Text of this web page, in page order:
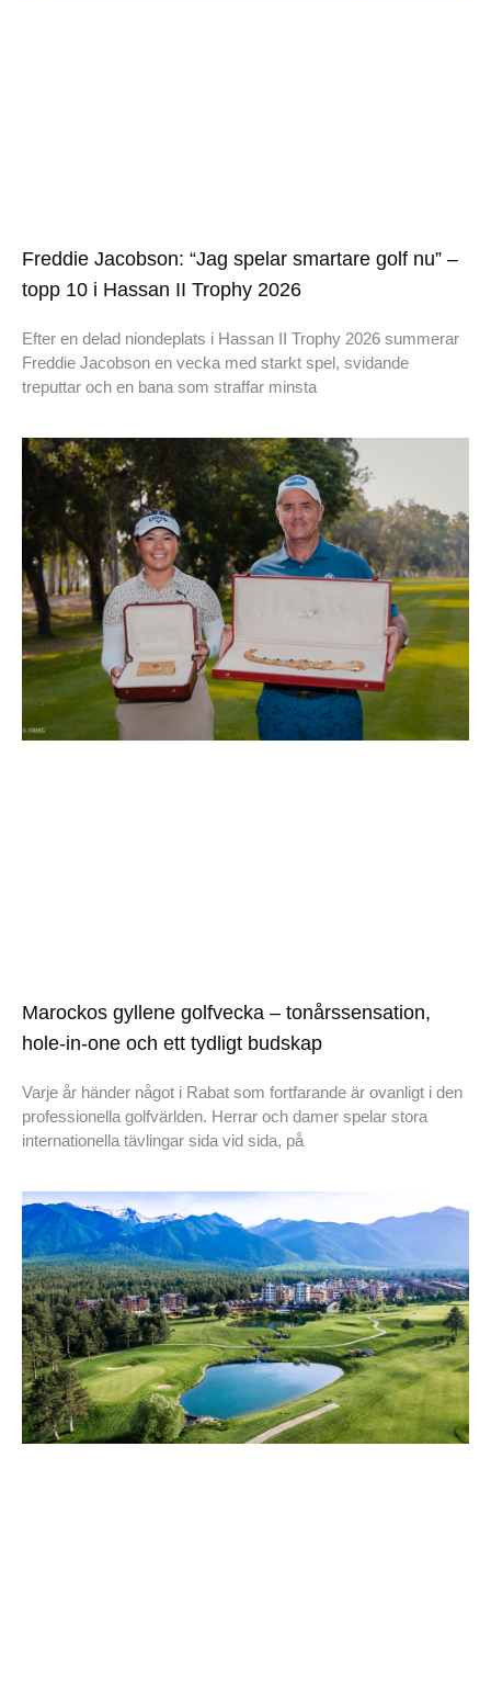
Freddie Jacobson: “Jag spelar smartare golf nu” –
topp 10 i Hassan II Trophy 2026
Efter en delad niondeplats i Hassan II Trophy 2026 summerar
Freddie Jacobson en vecka med starkt spel, svidande
treputtar och en bana som straffar minsta
Marockos gyllene golfvecka – tonårssensation,
hole-in-one och ett tydligt budskap
Varje år händer något i Rabat som fortfarande är ovanligt i den
professionella golfvärlden. Herrar och damer spelar stora
internationella tävlingar sida vid sida, på